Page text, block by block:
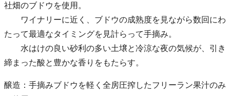
社畑のブドウを使用。
ワイナリーに近く、ブドウの成熟度を見ながら数回にわ
たって最適なタイミングを見計らって手摘み。
水はけの良い砂利の多い土壌と冷涼な夜の気候が、引き
締まった酸と豊かな香りをもたらす。
醸造：手摘みブドウを軽く全房圧搾したフリーラン果汁のみ